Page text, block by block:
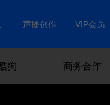
声播创作 VIP会员
狗 商务合作